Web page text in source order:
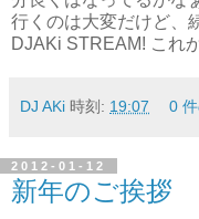
行くのは大変だけど、
DJAKi STREAM! これ
DJ AKi 時刻: 19:07 0
2012-01-12
新年のご挨拶